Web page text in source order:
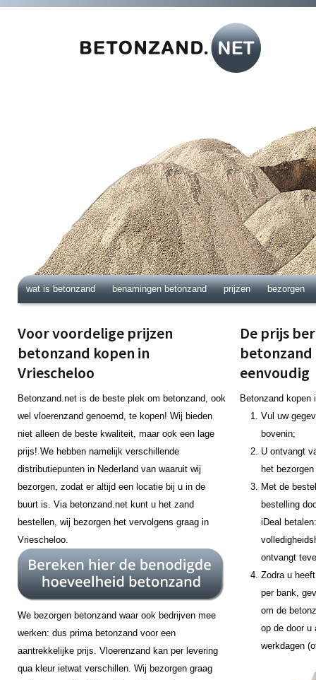
wat is betonzand benamingen betonzand prijzen bezorgen
Voor voordelige prijzen
betonzand kopen in
Vriescheloo
Betonzand.net is de beste plek om betonzand, ook
wel vloerenzand genoemd, te kopen! Wij bieden
niet alleen de beste kwaliteit, maar ook een lage
prijs! We hebben namelijk verschillende
distributiepunten in Nederland van waaruit wij
bezorgen, zodat er altijd een locatie bij u in de
buurt is. Via betonzand.net kunt u het zand
bestellen, wij bezorgen het vervolgens graag in
Vriescheloo.
We bezorgen betonzand waar ook bedrijven mee
werken: dus prima betonzand voor een
aantrekkelijke prijs. Vloerenzand kan per levering
qua kleur ietwat verschillen. Wij bezorgen graag
De prijs
betonzand
eenvoudig
Betonzand kopen
Vul uw
bovenin;
U ontvangt
het
Met de
bestelling
iDeal
ontvangt
Zodra u
per bank,
om de
op de door u
werkdagen